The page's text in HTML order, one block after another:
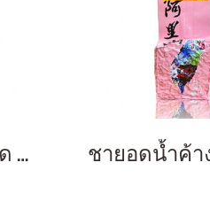
ชายอดน้ำค้าง เกรด A 200 กรัม